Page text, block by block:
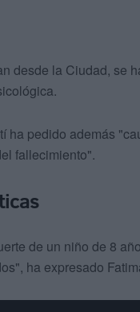
desde la Ciudad, se
ha pedido además
fallecimiento".
de un niño de 8
ha expresado